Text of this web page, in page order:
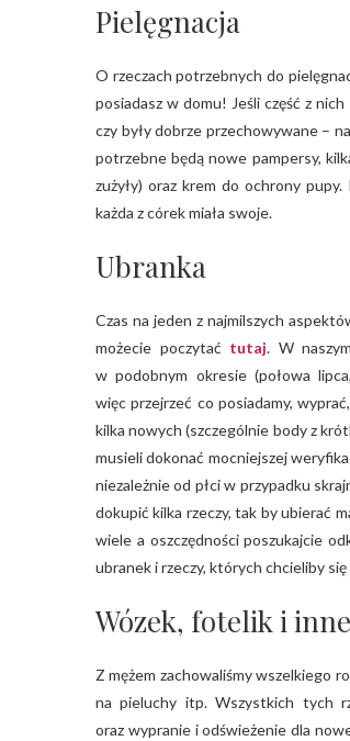
Pielęgnacja
O rzeczach potrzebnych do
posiadasz w domu! Jeśli część z
czy były dobrze przechowywane –
potrzebne będą nowe pampersy,
zużyły) oraz krem do ochrony
każda z córek miała swoje.
Ubranka
Czas na jeden z najmilszych
możecie poczytać tutaj. W
w podobnym okresie (połowa
więc przejrzeć co posiadamy,
kilka nowych (szczególnie body z
musieli dokonać mocniejszej
niezależnie od płci w przypadku
dokupić kilka rzeczy, tak by ubierać
wiele a oszczędności poszukajcie
ubranek i rzeczy, których chcieliby się
Wózek, fotelik i
Z mężem zachowaliśmy wszelkiego
na pieluchy itp. Wszystkich tych
oraz wypranie i odświeżenie dla